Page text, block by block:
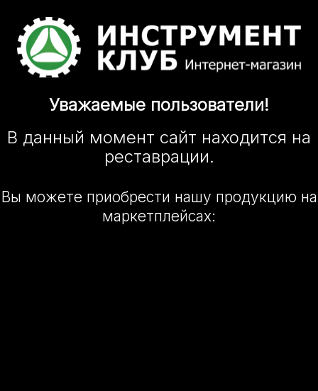
Уважаемые пользователи!
В данный момент сайт находится на
реставрации.
Вы можете приобрести нашу продукцию на
маркетплейсах: